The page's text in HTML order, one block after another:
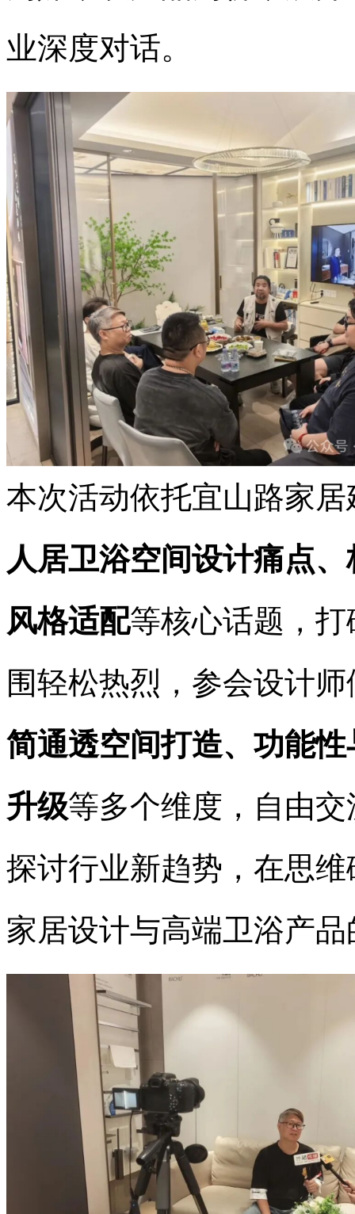
业深度对话。
本次活动依托宜山路家
人居卫浴空间设计痛点
风格适配等核心话题，
围轻松热烈，参会设计
简通透空间打造、功能
升级等多个维度，自由
探讨行业新趋势，在思
家居设计与高端卫浴产